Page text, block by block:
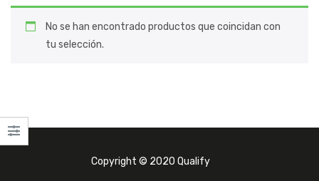
No se han encontrado productos que coincidan con
tu selección.
Copyright © 2020 Qualify